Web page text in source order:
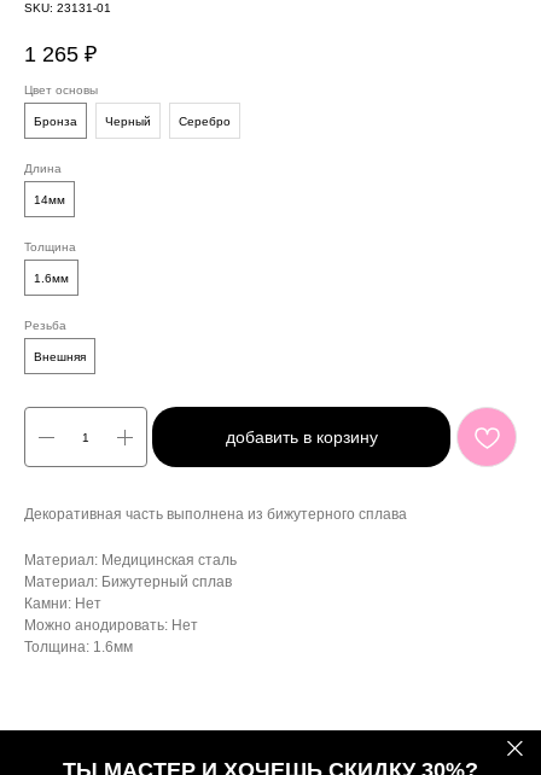
SKU: 23131-01
1 265 ₽
Цвет основы
Бронза Черный Серебро
Длина
14мм
Толщина
1.6мм
Резьба
Внешняя
добавить в корзину
Декоративная часть выполнена из бижутерного сплава
Материал: Медицинская сталь
Материал: Бижутерный сплав
Камни: Нет
Можно анодировать: Нет
Толщина: 1.6мм